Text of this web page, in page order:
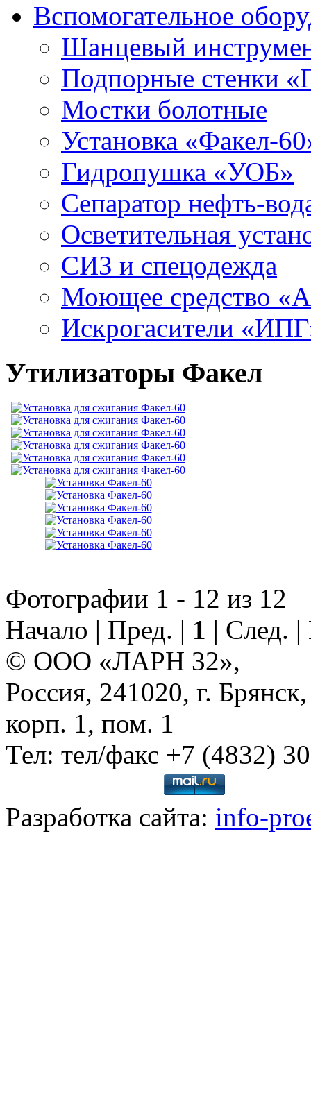
Вспомогательное
Шанцевый
Подпорные стенки
Мостки болотные
Установка «Факел-
Гидропушка «УОБ»
Сепаратор нефть-
Осветительная
СИЗ и спецодежда
Моющее средство
Искрогасители
Утилизаторы Факел
Фотографии 1 - 12 из 12
Начало | Пред. | 1 | След.
© ООО «ЛАРН 32»,
Россия, 241020, г.
корп. 1, пом. 1
Тел: тел/факс +7 (4832)
Разработка сайта: info-